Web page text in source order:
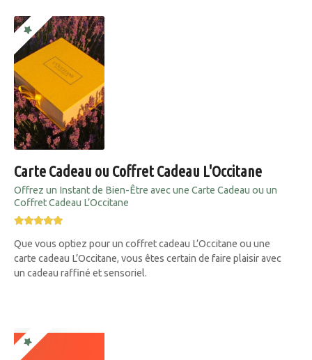
Carte Cadeau ou Coffret Cadeau L'Occitane
Offrez un Instant de Bien-Être avec une Carte Cadeau ou un
Coffret Cadeau L’Occitane
Que vous optiez pour un coffret cadeau L’Occitane ou une
carte cadeau L’Occitane, vous êtes certain de faire plaisir avec
un cadeau raffiné et sensoriel.